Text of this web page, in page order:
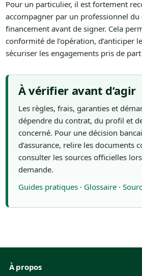
Pour un particulier, il est fortement
accompagner par un professionnel
financement avant de signer. Cela
conformité de l’opération, d’anticiper
sécuriser les engagements pris de part
À vérifier avant d’agir
Les règles, frais, garanties et
dépendre du contrat, du profil et
concerné. Pour une décision
d’assurance, relire les documents
consulter les sources officielles
demande.
Guides pratiques· Glossaire·
À propos